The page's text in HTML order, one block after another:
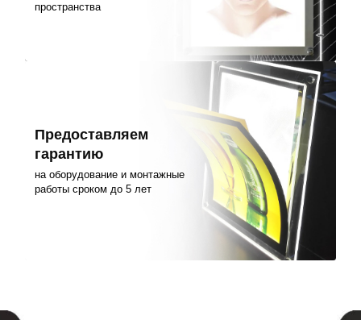
пространства
Предоставляем
гарантию
на оборудование и монтажные
работы сроком до 5 лет